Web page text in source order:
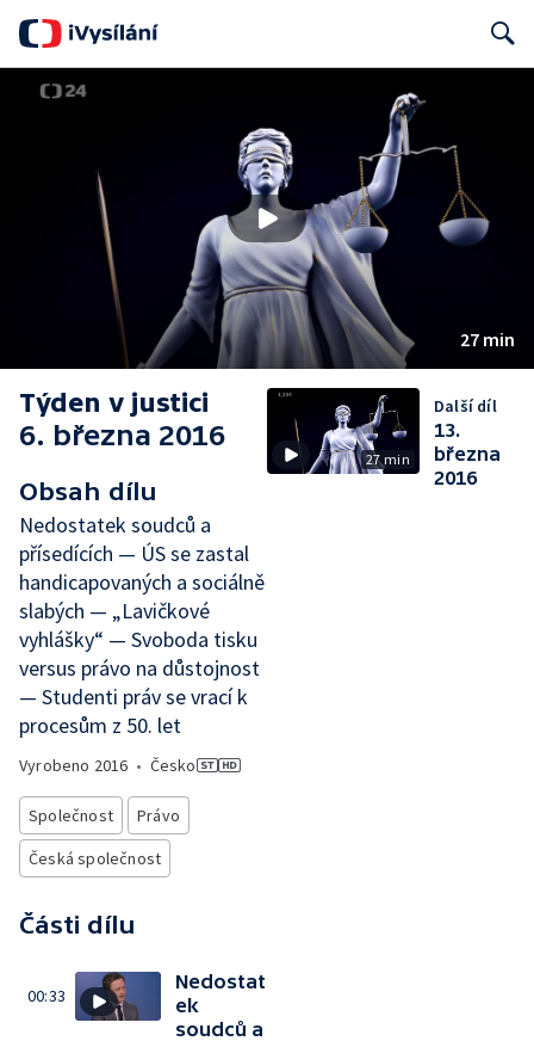
27 min
Týden v justici
6. března 2016
Obsah dílu
Nedostatek soudců a
přísedících — ÚS se zastal
handicapovaných a sociálně
slabých — „Lavičkové
vyhlášky“ — Svoboda tisku
versus právo na důstojnost
— Studenti práv se vrací k
procesům z 50. let
Vyrobeno 2016 • Česko
Společnost
Právo
Česká společnost
Části dílu
00:33
Nedostat
ek
soudců a
27 min
Další díl
13.
března
2016